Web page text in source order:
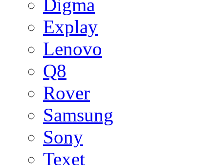
Digma
Explay
Lenovo
Q8
Rover
Samsung
Sony
Texet